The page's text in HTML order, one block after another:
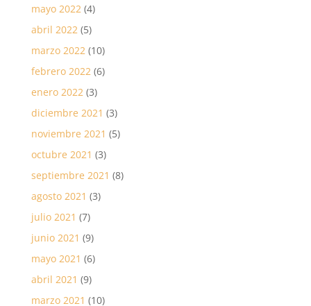
mayo 2022 (4)
abril 2022 (5)
marzo 2022 (10)
febrero 2022 (6)
enero 2022 (3)
diciembre 2021 (3)
noviembre 2021 (5)
octubre 2021 (3)
septiembre 2021 (8)
agosto 2021 (3)
julio 2021 (7)
junio 2021 (9)
mayo 2021 (6)
abril 2021 (9)
marzo 2021 (10)